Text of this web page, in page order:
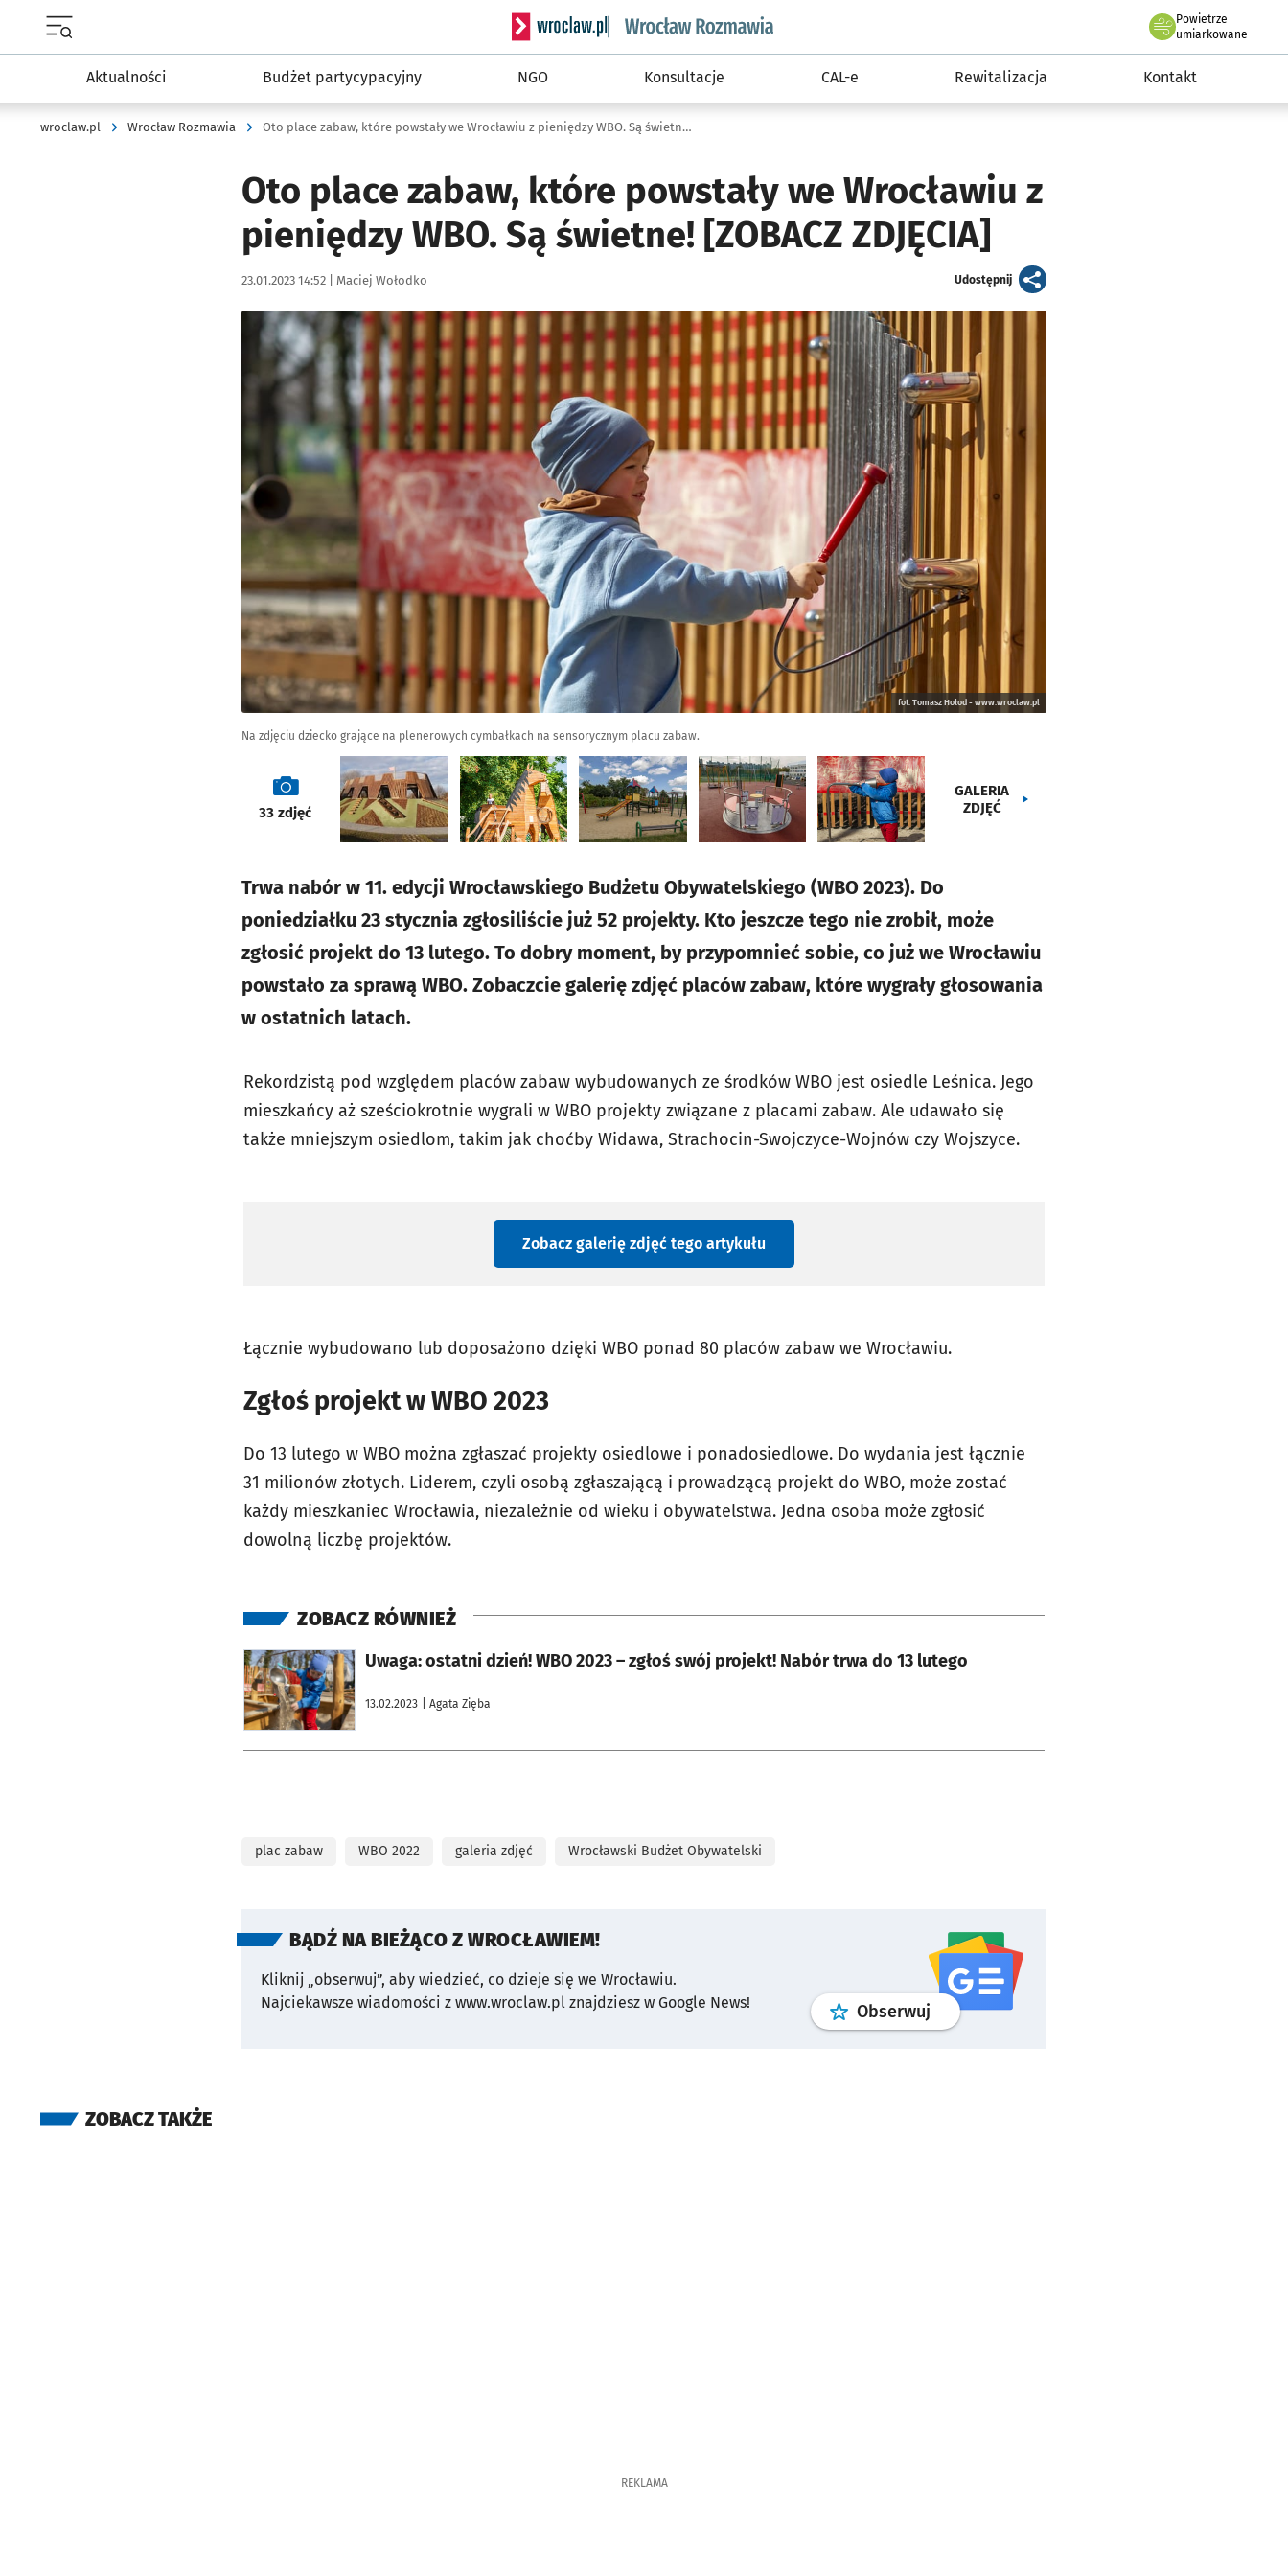
Serwis informacyjny wroclaw.pl podserwis: Rozmawia
Powietrze
we Wrocławiu
umiarkowane
Aktualności Budżet partycypacyjny NGO Konsultacje CAL-e Rewitalizacja Kontakt
wroclaw.pl Wrocław Rozmawia Oto place zabaw, które powstały we Wrocławiu z pieniędzy WBO. Są świetne! [ZOBACZ ZDJĘCIA]
Oto place zabaw, które powstały we Wrocławiu z
pieniędzy WBO. Są świetne! [ZOBACZ ZDJĘCIA]
Data publikacji:
23.01.2023 14:52 | Autor:
Maciej Wołodko Udostępnijartykuł
Kliknij, aby zobaczyć galerię
fot. Tomasz Hołod - www.wroclaw.pl
Na zdjęciu dziecko grające na plenerowych cymbałkach na sensorycznym placu zabaw.
galeria
33 zdjęć
GALERIA
ZDJĘĆ
Trwa nabór w 11. edycji Wrocławskiego Budżetu Obywatelskiego (WBO 2023). Do
poniedziałku 23 stycznia zgłosiliście już 52 projekty. Kto jeszcze tego nie zrobił, może
zgłosić projekt do 13 lutego. To dobry moment, by przypomnieć sobie, co już we Wrocławiu
powstało za sprawą WBO. Zobaczcie galerię zdjęć placów zabaw, które wygrały głosowania
w ostatnich latach.
Rekordzistą pod względem placów zabaw wybudowanych ze środków WBO jest osiedle Leśnica. Jego
mieszkańcy aż sześciokrotnie wygrali w WBO projekty związane z placami zabaw. Ale udawało się
także mniejszym osiedlom, takim jak choćby Widawa, Strachocin-Swojczyce-Wojnów czy Wojszyce.
Zobacz galerię zdjęć tego artykułu
Łącznie wybudowano lub doposażono dzięki WBO ponad 80 placów zabaw we Wrocławiu.
Zgłoś projekt w WBO 2023
Do 13 lutego w WBO można zgłaszać projekty osiedlowe i ponadosiedlowe. Do wydania jest łącznie
31 milionów złotych. Liderem, czyli osobą zgłaszającą i prowadzącą projekt do WBO, może zostać
każdy mieszkaniec Wrocławia, niezależnie od wieku i obywatelstwa. Jedna osoba może zgłosić
dowolną liczbę projektów.
ZOBACZ RÓWNIEŻ
Uwaga: ostatni dzień! WBO 2023 – zgłoś swój projekt! Nabór trwa do 13 lutego
13.02.2023 | Agata Zięba
otworzy się w nowej karcie
plac zabaw WBO 2022 galeria zdjęć Wrocławski Budżet Obywatelski
BĄDŹ NA BIEŻĄCO Z WROCŁAWIEM!
Kliknij „obserwuj”, aby wiedzieć, co dzieje się we Wrocławiu.
Najciekawsze wiadomości z www.wroclaw.pl znajdziesz w Google News!
Obserwuj profilgoogle news
ZOBACZ TAKŻE
REKLAMA